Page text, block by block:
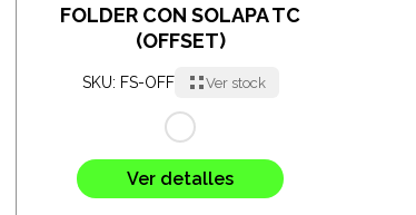
FOLDER CON SOLAPA TC
(OFFSET)
SKU: FS-OFF Ver stock
Ver detalles